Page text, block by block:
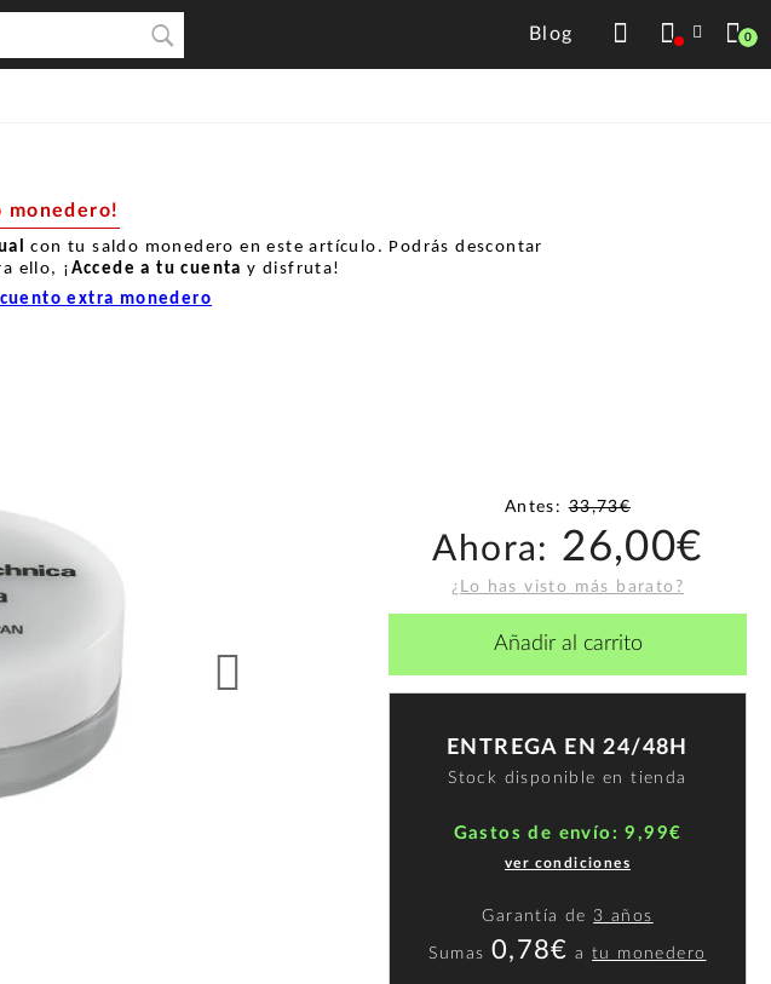
Blog 0
monedero!
con tu saldo monedero en este artículo. Podrás descontar
ello, ¡ Accede a tu cuenta y disfruta!
extra monedero
Antes:33,73€
Ahora: 26,00€
¿Lo has visto más barato?
Añadir al carrito
ENTREGA EN 24/48H
Stock disponible en tienda
Gastos de envío: 9,99€
ver condiciones
Garantía de 3 años
Sumas 0,78€ atu monedero